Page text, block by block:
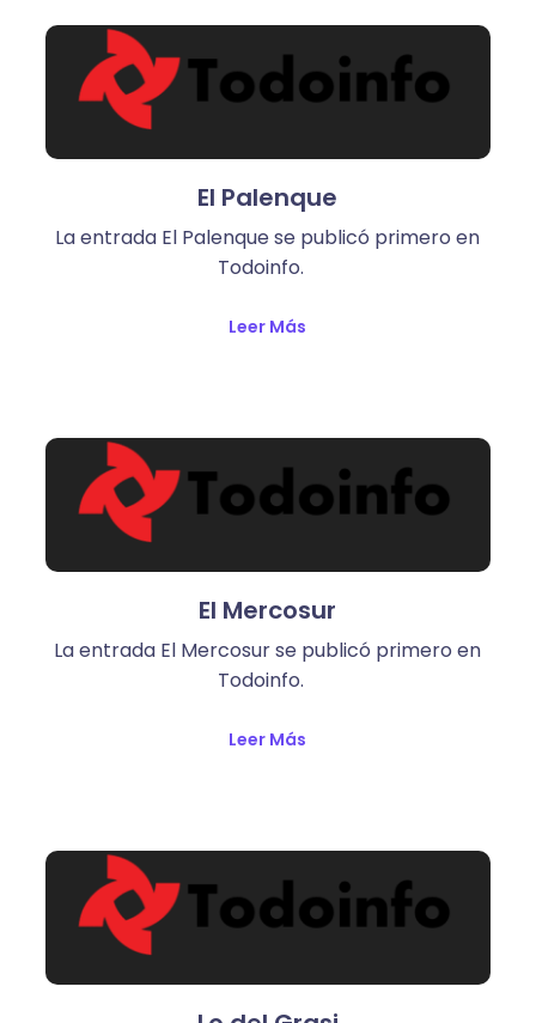
El Palenque
La entrada El Palenque se publicó primero en
Todoinfo.
Leer Más
El Mercosur
La entrada El Mercosur se publicó primero en
Todoinfo.
Leer Más